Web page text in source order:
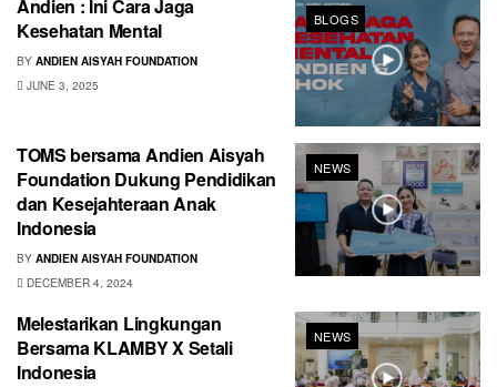
BLOGS
Andien : Ini Cara Jaga
Kesehatan Mental
BY ANDIEN AISYAH FOUNDATION
JUNE 3, 2025
NEWS
TOMS bersama Andien Aisyah
Foundation Dukung Pendidikan
dan Kesejahteraan Anak
Indonesia
BY ANDIEN AISYAH FOUNDATION
DECEMBER 4, 2024
NEWS
Melestarikan Lingkungan
Bersama KLAMBY X Setali
Indonesia